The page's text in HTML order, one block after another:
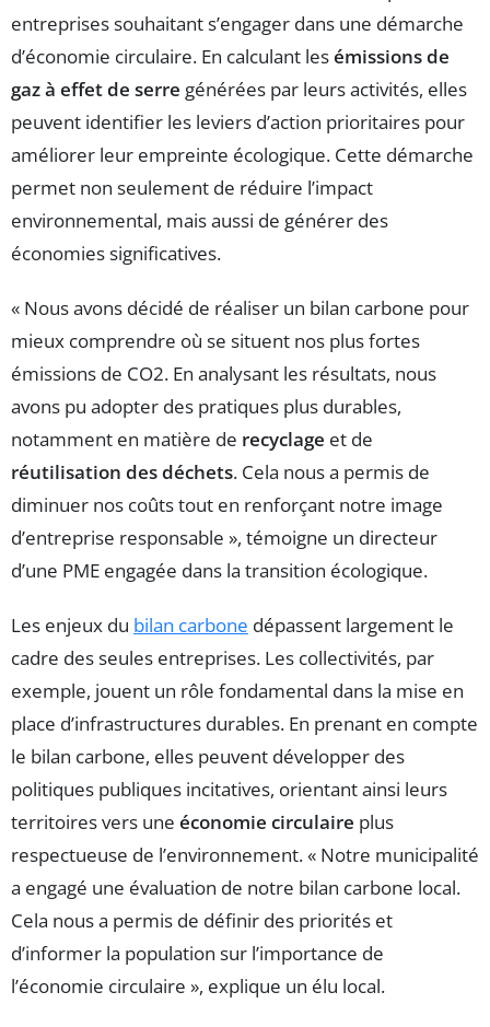
entreprises souhaitant s’engager dans une démarche
d’économie circulaire. En calculant lesémissions de
gaz à effet de serre générées par leurs activités, elles
peuvent identifier les leviers d’action prioritaires pour
améliorer leur empreinte écologique. Cette démarche
permet non seulement de réduire l’impact
environnemental, mais aussi de générer des
économies significatives.
« Nous avons décidé de réaliser un bilan carbone pour
mieux comprendre où se situent nos plus fortes
émissions de CO2. En analysant les résultats, nous
avons pu adopter des pratiques plus durables,
notamment en matière de recyclage et de
réutilisation des déchets. Cela nous a permis de
diminuer nos coûts tout en renforçant notre image
d’entreprise responsable », témoigne un directeur
d’une PME engagée dans la transition écologique.
Les enjeux du bilan carbone dépassent largement le
cadre des seules entreprises. Les collectivités, par
exemple, jouent un rôle fondamental dans la mise en
place d’infrastructures durables. En prenant en compte
le bilan carbone, elles peuvent développer des
politiques publiques incitatives, orientant ainsi leurs
territoires vers une économie circulaire plus
respectueuse de l’environnement. « Notre municipalité
a engagé une évaluation de notre bilan carbone local.
Cela nous a permis de définir des priorités et
d’informer la population sur l’importance de
l’économie circulaire », explique un élu local.